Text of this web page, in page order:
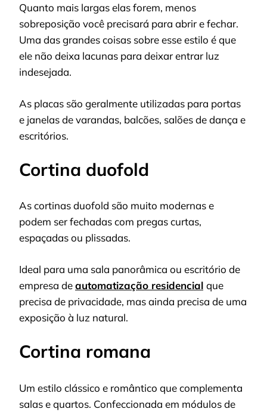
Quanto mais largas elas forem, menos
sobreposição você precisará para abrir e fechar.
Uma das grandes coisas sobre esse estilo é que
ele não deixa lacunas para deixar entrar luz
indesejada.
As placas são geralmente utilizadas para portas
e janelas de varandas, balcões, salões de dança e
escritórios.
Cortina duofold
As cortinas duofold são muito modernas e
podem ser fechadas com pregas curtas,
espaçadas ou plissadas.
Ideal para uma sala panorâmica ou escritório de
empresa deautomatização residencial que
precisa de privacidade, mas ainda precisa de uma
exposição à luz natural.
Cortina romana
Um estilo clássico e romântico que complementa
salas e quartos. Confeccionada em módulos de